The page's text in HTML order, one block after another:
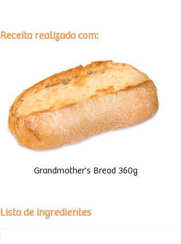
Receita realizada com:
Grandmother's Bread 360g
Lista de ingredientes